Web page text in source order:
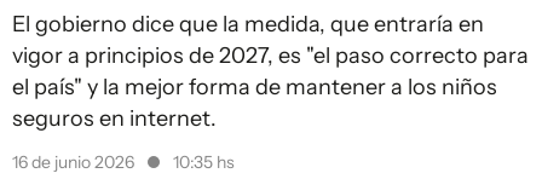
El gobierno dice que la medida, que entraría en
vigor a principios de 2027, es "el paso correcto para
el país" y la mejor forma de mantener a los niños
seguros en internet.
16 de junio 2026 10:35 hs